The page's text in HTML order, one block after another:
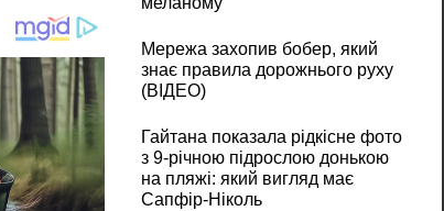
Мережа захопив бобер, який
знає правила дорожнього руху
(ВІДЕО)
Гайтана показала рідкісне фото
з 9-річною підрослою донькою
на пляжі: який вигляд має
Сапфір-Ніколь